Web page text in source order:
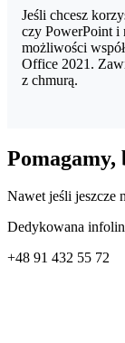
Jeśli chcesz
czy PowerPoint i
możliwości
Office 2021.
z chmurą.
Pomagamy,
Nawet jeśli jeszcze
Dedykowana
+48 91 432 55 72